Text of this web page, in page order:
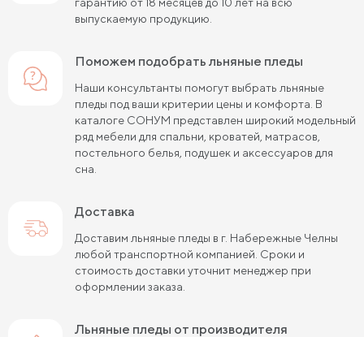
выпускаемую продукцию.
Поможем подобрать льняные пледы
Наши консультанты помогут выбрать льняные
пледы под ваши критерии цены и комфорта. В
каталоге СОНУМ представлен широкий модельный
ряд мебели для спальни, кроватей, матрасов,
постельного белья, подушек и аксессуаров для
сна.
Доставка
Доставим льняные пледы в г. Набережные Челны
любой транспортной компанией. Сроки и
стоимость доставки уточнит менеджер при
оформлении заказа.
льняные пледы от производителя